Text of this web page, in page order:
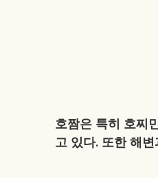
호짬은 특히 호찌
고 있다. 또한 해